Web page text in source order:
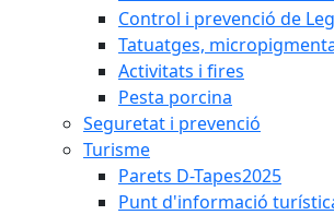
Control i prevenció de
Tatuatges,
Activitats i fires
Pesta porcina
Seguretat i prevenció
Turisme
Parets D-Tapes2025
Punt d'informació